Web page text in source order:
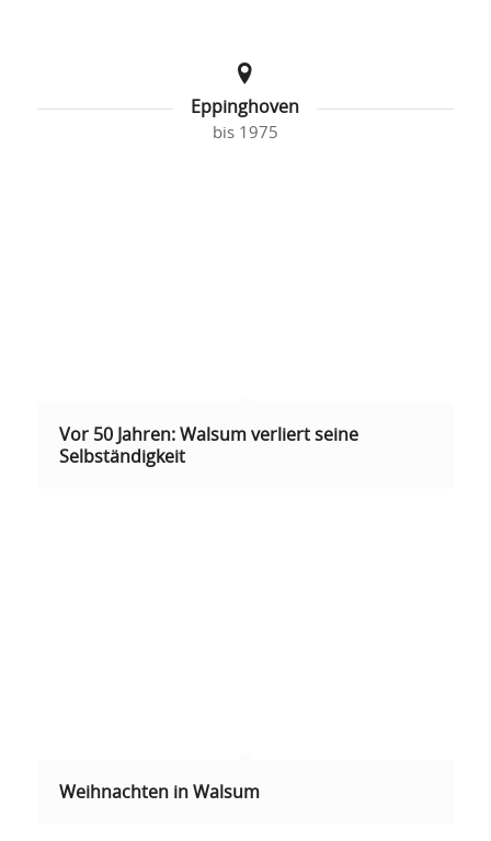
Eppinghoven
bis 1975
Vor 50 Jahren: Walsum verliert seine
Selbständigkeit
Weihnachten in Walsum